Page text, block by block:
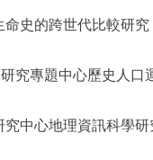
史的跨世代比較研究
究專題中心歷史人口
中心地理資訊科學